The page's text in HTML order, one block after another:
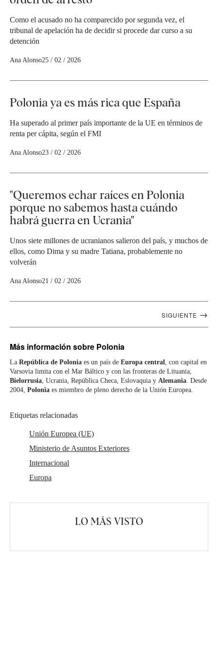
Como el acusado no ha comparecido por segunda vez, el
tribunal de apelación ha de decidir si procede dar curso a su
detención
Ana Alonso25 / 02 / 2026
Polonia ya es más rica que España
Ha superado al primer país importante de la UE en términos de
renta per cápita, según el FMI
Ana Alonso23 / 02 / 2026
"Queremos echar raíces en Polonia
porque no sabemos hasta cuándo
habrá guerra en Ucrania"
Unos siete millones de ucranianos salieron del país, y muchos de
ellos, como Dima y su madre Tatiana, probablemente no
volverán
Ana Alonso21 / 02 / 2026
SIGUIENTE →
Más información sobre Polonia
La República de Polonia es un país de Europa central, con capital en
Varsovia limita con el Mar Báltico y con las fronteras de Lituania,
Bielorrusia, Ucrania, República Checa, Eslovaquia y Alemania. Desde
2004, Polonia es miembro de pleno derecho de la Unión Europea.
Etiquetas relacionadas
Unión Europea (UE)
Ministerio de Asuntos Exteriores
Internacional
Europa
LO MÁS VISTO